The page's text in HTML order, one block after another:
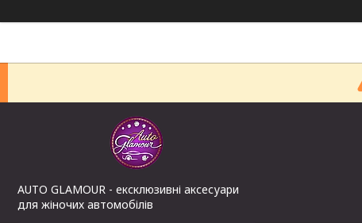
AUTO GLAMOUR - ексклюзивні аксесуари
для жіночих автомобілів